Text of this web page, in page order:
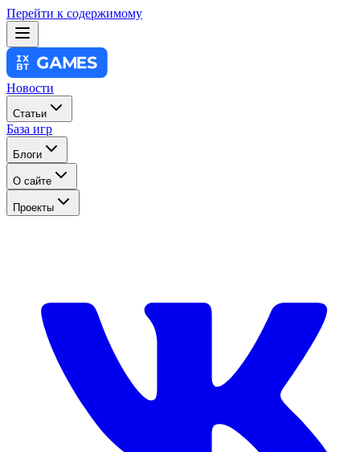
Перейти к содержимому
Новости
Статьи
База игр
Блоги
О сайте
Проекты